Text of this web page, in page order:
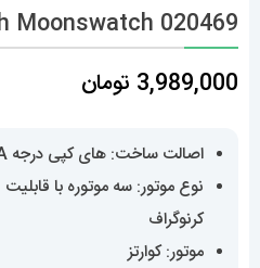
Moonswatch 020469
3,989,000 تومان
اصالت ساخت: های کپی درجه A+++
نوع موتور: سه موتوره با قابلیت
کرنوگراف
موتور: کوارتز